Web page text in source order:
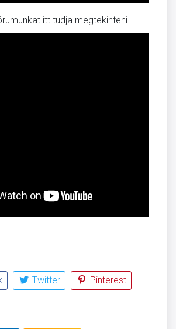
itt tudja megtekinteni.
Twitter
Pinterest